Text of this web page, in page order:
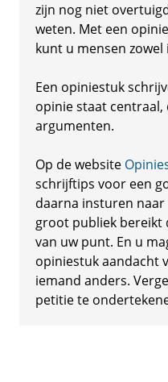
zijn nog niet
weten. Met een
kunt u mensen
Een opiniestuk
opinie staat
argumenten.
Op de website
schrijftips voor een
daarna insturen naar
groot publiek bereikt
van uw punt. En u
opiniestuk aandacht
iemand anders.
petitie te